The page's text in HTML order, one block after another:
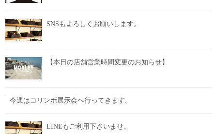
SNSもよろしくお願いします。
【本日の店舗営業時間変更のお知らせ】
今週はコリンボ展示会へ行ってきます。
LINEもご利用下さいませ。